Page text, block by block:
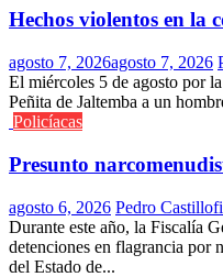
Hechos violentos en la
agosto 7, 2026agosto 7, 2026
El miércoles 5 de agosto por
Peñita de Jaltemba a un
Policíacas
Presunto
agosto 6, 2026 Pedro Castillo
Durante este año, la Fiscalía
detenciones en flagrancia por
del Estado de...